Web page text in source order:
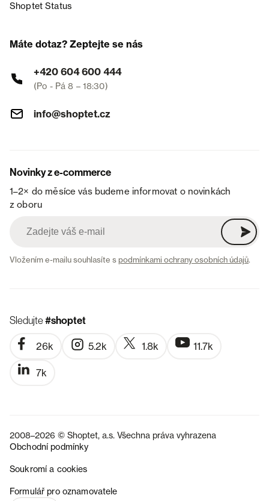
Shoptet Status
Máte dotaz? Zeptejte se nás
+420 604 600 444
(Po - Pá 8 – 18:30)
info@shoptet.cz
Novinky z e-commerce
1–2× do měsíce vás budeme informovat o novinkách
z oboru
Vložením e-mailu souhlasíte spodmínkami ochrany osobních údajů.
Sledujte#shoptet
26k 5.2k 1.8k 11.7k
7k
2008–2026 © Shoptet, a.s. Všechna práva vyhrazena
Obchodní podmínky
Soukromí a cookies
Formulář pro oznamovatele